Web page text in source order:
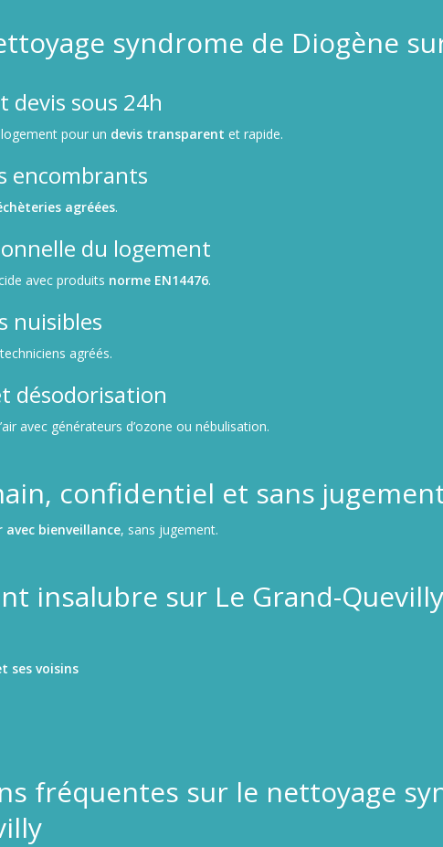
syndrome de Diogène
devis sous 24h
pour un devis transparent et rapide.
encombrants
agréées.
du logement
avec produits norme EN14476.
nuisibles
agréés.
désodorisation
avec générateurs d’ozone ou nébulisation.
confidentiel et sans
bienveillance, sans jugement.
insalubre sur Le Grand-
ses voisins
fréquentes sur le nettoyage